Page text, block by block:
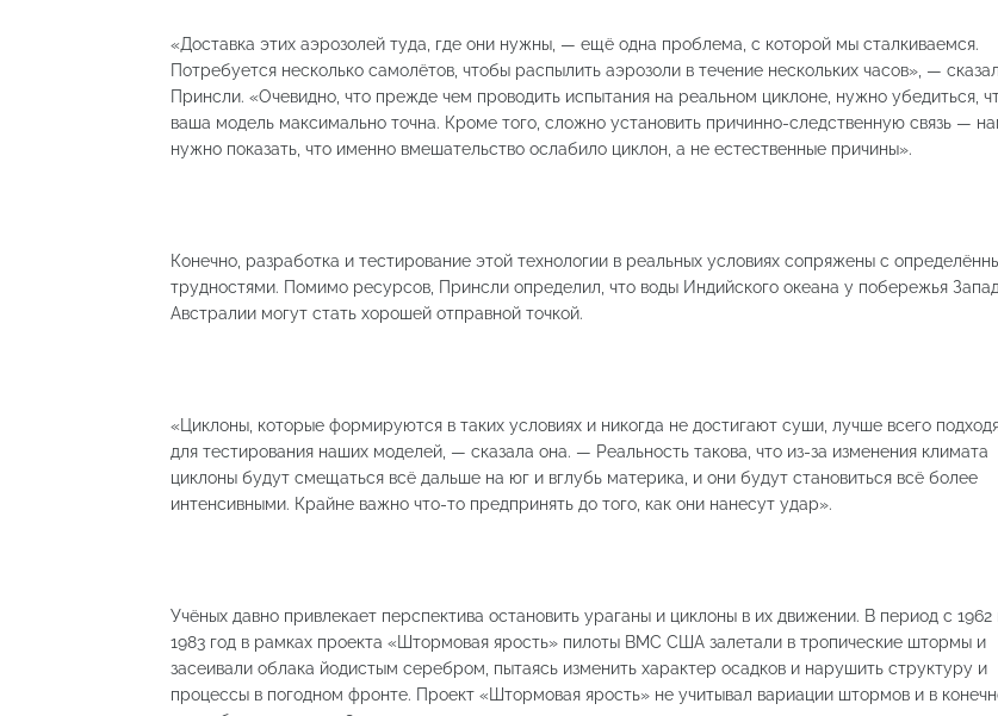
«Доставка этих аэрозолей туда, где они нужны, — ещё одна проблема, с которой мы сталкиваемся.
Потребуется несколько самолётов, чтобы распылить аэрозоли в течение нескольких часов», — сказал
Принсли. «Очевидно, что прежде чем проводить испытания на реальном циклоне, нужно убедиться,
ваша модель максимально точна. Кроме того, сложно установить причинно-следственную связь —
нужно показать, что именно вмешательство ослабило циклон, а не естественные причины».
Конечно, разработка и тестирование этой технологии в реальных условиях сопряжены с
трудностями. Помимо ресурсов, Принсли определил, что воды Индийского океана у побережья
Австралии могут стать хорошей отправной точкой.
«Циклоны, которые формируются в таких условиях и никогда не достигают суши, лучше всего
для тестирования наших моделей, — сказала она. — Реальность такова, что из-за изменения климата
циклоны будут смещаться всё дальше на юг и вглубь материка, и они будут становиться всё более
интенсивными. Крайне важно что-то предпринять до того, как они нанесут удар».
Учёных давно привлекает перспектива остановить ураганы и циклоны в их движении. В период с 1962
1983 год в рамках проекта «Штормовая ярость» пилоты ВМС США залетали в тропические штормы и
засеивали облака йодистым серебром, пытаясь изменить характер осадков и нарушить структуру и
процессы в погодном фронте. Проект «Штормовая ярость» не учитывал вариации штормов и в